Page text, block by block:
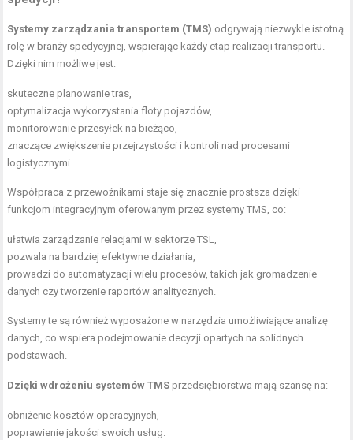
Systemy zarządzania transportem (TMS) odgrywają niezwykle istotną
rolę w branży spedycyjnej, wspierając każdy etap realizacji transportu.
Dzięki nim możliwe jest:
skuteczne planowanie tras,
optymalizacja wykorzystania floty pojazdów,
monitorowanie przesyłek na bieżąco,
znaczące zwiększenie przejrzystości i kontroli nad procesami
logistycznymi.
Współpraca z przewoźnikami staje się znacznie prostsza dzięki
funkcjom integracyjnym oferowanym przez systemy TMS, co:
ułatwia zarządzanie relacjami w sektorze TSL,
pozwala na bardziej efektywne działania,
prowadzi do automatyzacji wielu procesów, takich jak gromadzenie
danych czy tworzenie raportów analitycznych.
Systemy te są również wyposażone w narzędzia umożliwiające analizę
danych, co wspiera podejmowanie decyzji opartych na solidnych
podstawach.
Dzięki wdrożeniu systemów TMS przedsiębiorstwa mają szansę na:
obniżenie kosztów operacyjnych,
poprawienie jakości swoich usług.